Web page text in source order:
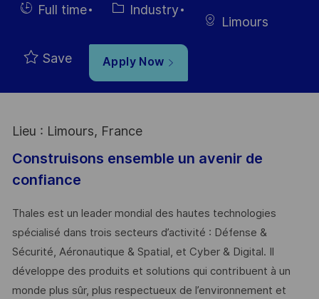
Date
Id
HiringFull time Category
Industry
Limours
Save Apply Now
Lieu : Limours, France
Construisons ensemble un avenir de
confiance
Thales est un leader mondial des hautes technologies
spécialisé dans trois secteurs d’activité : Défense &
Sécurité, Aéronautique & Spatial, et Cyber & Digital. Il
développe des produits et solutions qui contribuent à un
monde plus sûr, plus respectueux de l’environnement et